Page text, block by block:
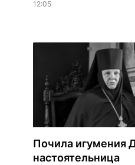
12:05
Почила игумения
настоятельница